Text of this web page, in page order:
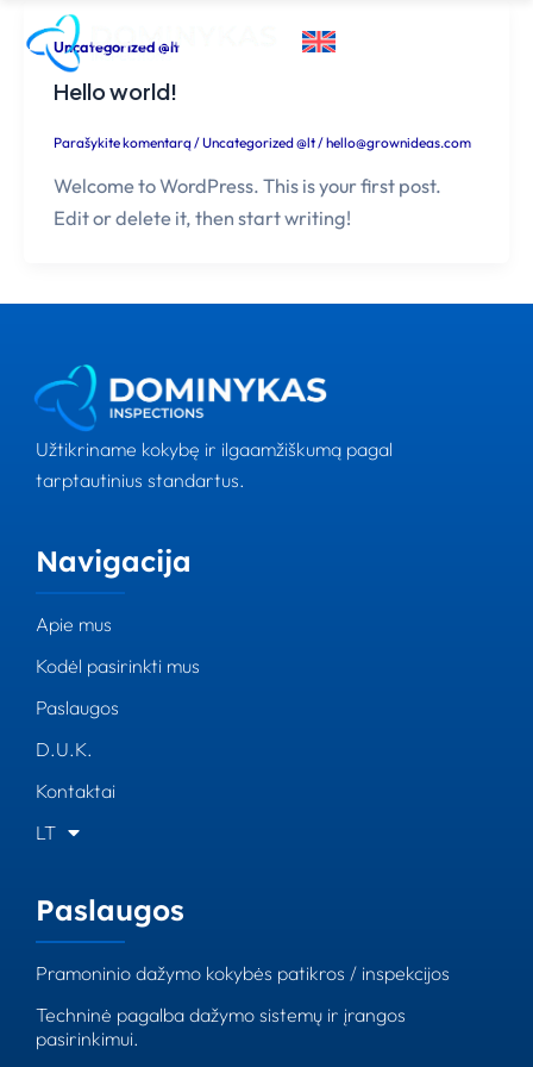
prie
Uncategorized @lt
Hello world!
Parašykite komentarą/Uncategorized @lt/hello@grownideas.com
Welcome to WordPress. This is your first post.
Edit or delete it, then start writing!
Užtikriname kokybę ir ilgaamžiškumą pagal
tarptautinius standartus.
Navigacija
Apie mus
Kodėl pasirinkti mus
Paslaugos
D.U.K.
Kontaktai
LT
Paslaugos
Pramoninio dažymo kokybės patikros / inspekcijos
Techninė pagalba dažymo sistemų ir įrangos
pasirinkimui.